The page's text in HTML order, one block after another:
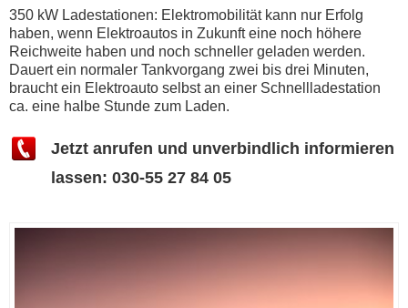
350 kW Ladestationen: Elektromobilität kann nur Erfolg
haben, wenn Elektroautos in Zukunft eine noch höhere
Reichweite haben und noch schneller geladen werden.
Dauert ein normaler Tankvorgang zwei bis drei Minuten,
braucht ein Elektroauto selbst an einer Schnellladestation
ca. eine halbe Stunde zum Laden.
Jetzt anrufen und unverbindlich informieren
lassen: 030-55 27 84 05